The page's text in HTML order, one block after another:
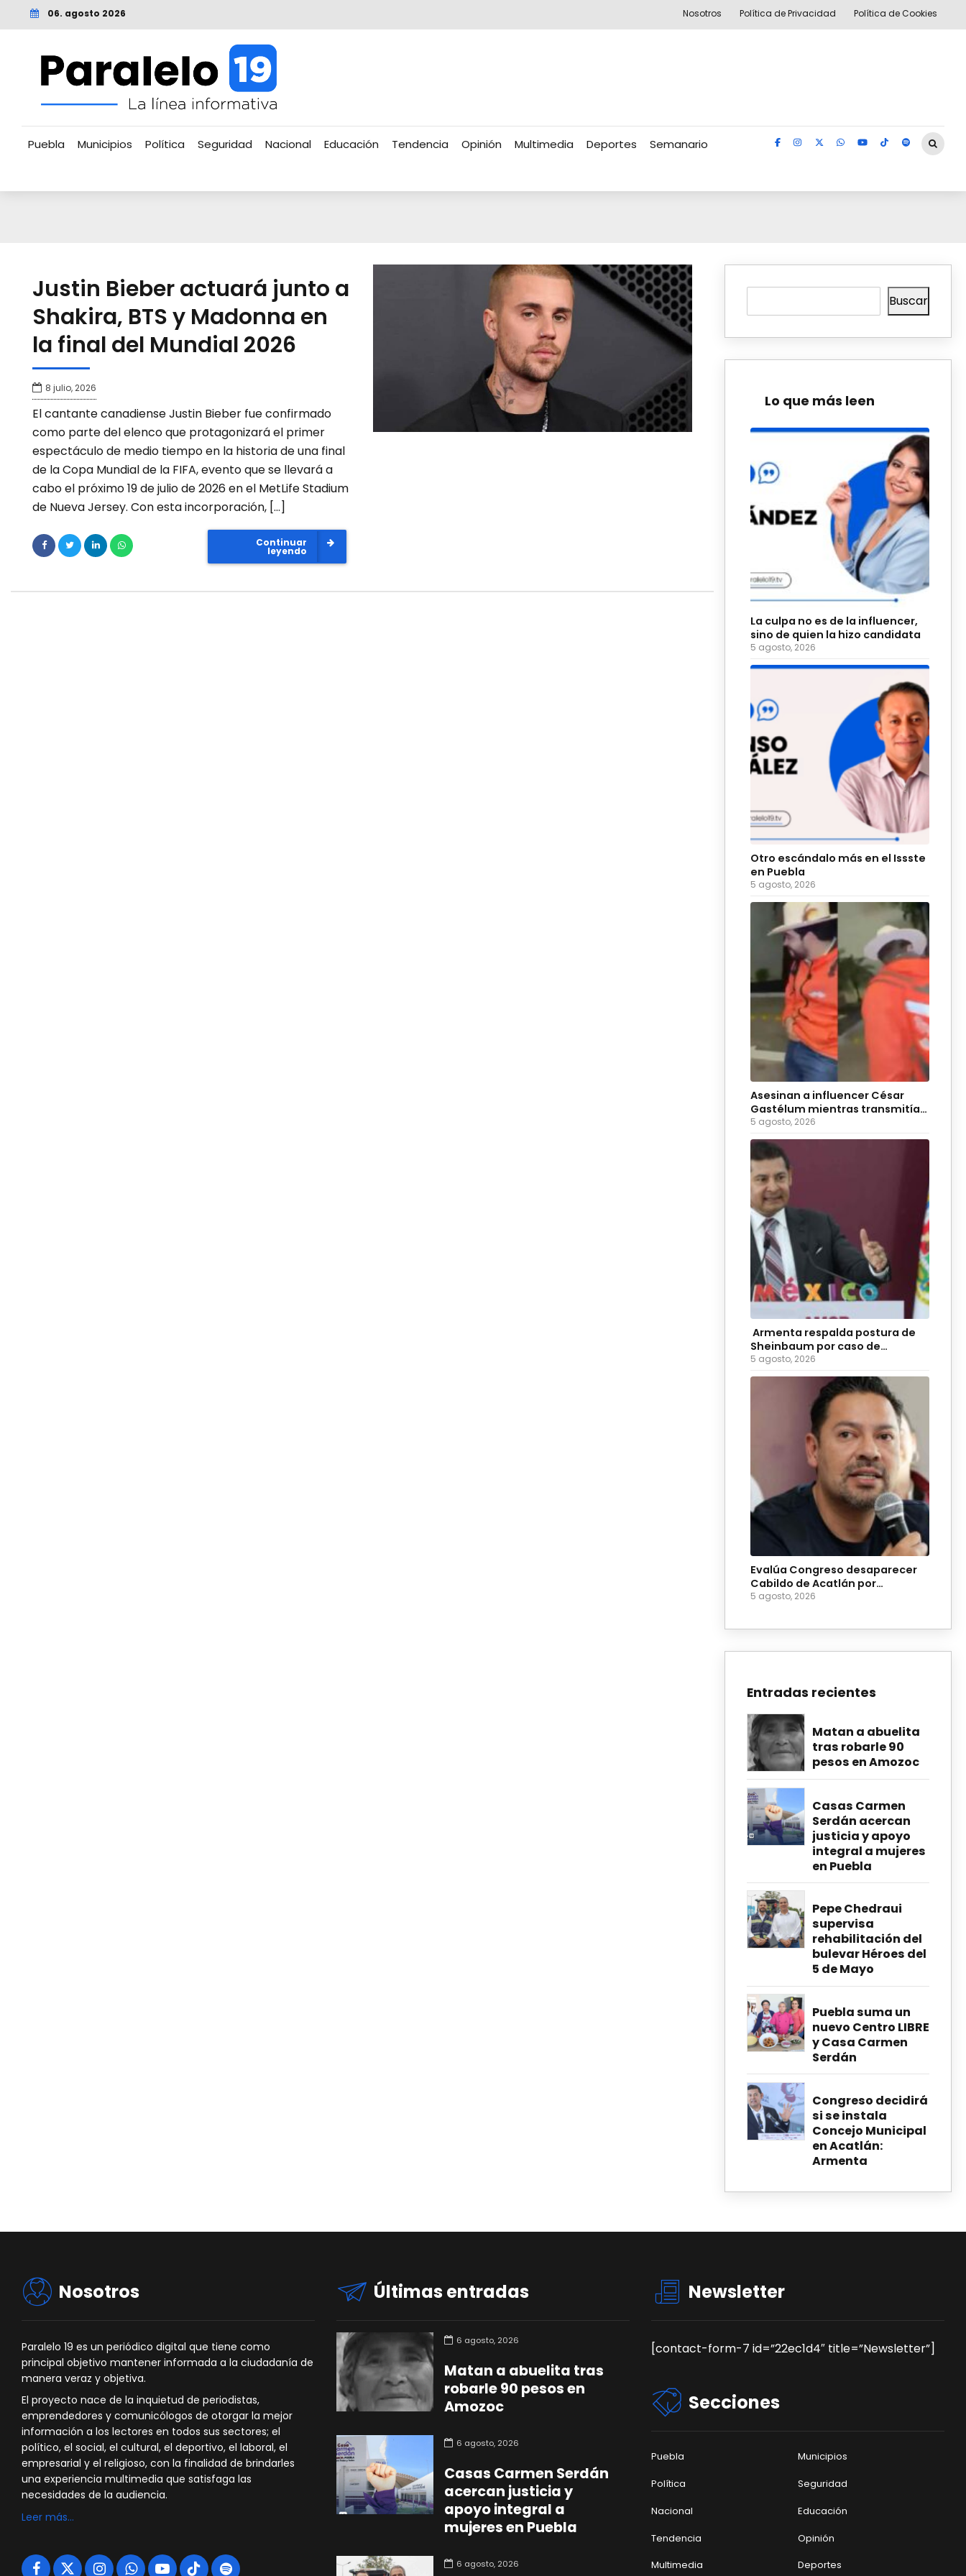
06. agosto 2026 Nosotros Política de Privacidad Política de Cookies
Puebla Municipios Política Seguridad Nacional Educación Tendencia Opinión Multimedia Deportes Semanario
Justin Bieber actuará junto a
Shakira, BTS y Madonna en
la final del Mundial 2026
8 julio, 2026
El cantante canadiense Justin Bieber fue confirmado
como parte del elenco que protagonizará el primer
espectáculo de medio tiempo en la historia de una final
de la Copa Mundial de la FIFA, evento que se llevará a
cabo el próximo 19 de julio de 2026 en el MetLife Stadium
de Nueva Jersey. Con esta incorporación, […]
Continuar
leyendo
Buscar
Lo que más leen
La culpa no es de la influencer,
sino de quien la hizo candidata
5 agosto, 2026
Otro escándalo más en el Issste
en Puebla
5 agosto, 2026
Asesinan a influencer César
Gastélum mientras transmitía
en vivo
5 agosto, 2026
Armenta respalda postura de
Sheinbaum por caso de
diputadas poblanas
5 agosto, 2026
Evalúa Congreso desaparecer
Cabildo de Acatlán por
ingobernabilidad
5 agosto, 2026
Entradas recientes
Matan a abuelita
tras robarle 90
pesos en Amozoc
Casas Carmen
Serdán acercan
justicia y apoyo
integral a mujeres
en Puebla
Pepe Chedraui
supervisa
rehabilitación del
bulevar Héroes del
5 de Mayo
Puebla suma un
nuevo Centro LIBRE
y Casa Carmen
Serdán
Congreso decidirá
si se instala
Concejo Municipal
en Acatlán:
Armenta
Nosotros
Paralelo 19 es un periódico digital que tiene como
principal objetivo mantener informada a la ciudadanía de
manera veraz y objetiva.
El proyecto nace de la inquietud de periodistas,
emprendedores y comunicólogos de otorgar la mejor
información a los lectores en todos sus sectores; el
político, el social, el cultural, el deportivo, el laboral, el
empresarial y el religioso, con la finalidad de brindarles
una experiencia multimedia que satisfaga las
necesidades de la audiencia.
Leer más…
Últimas entradas
6 agosto, 2026
Matan a abuelita tras
robarle 90 pesos en
Amozoc
6 agosto, 2026
Casas Carmen Serdán
acercan justicia y
apoyo integral a
mujeres en Puebla
6 agosto, 2026
Newsletter
[contact-form-7 id=”22ec1d4″ title=”Newsletter”]
Secciones
Puebla
Municipios
Política
Seguridad
Nacional
Educación
Tendencia
Opinión
Multimedia
Deportes